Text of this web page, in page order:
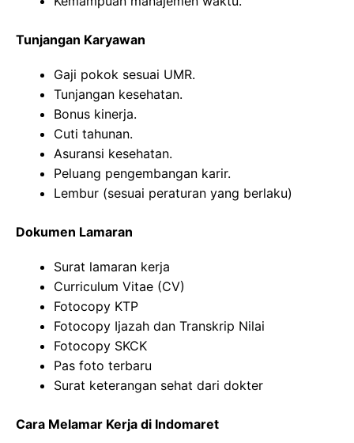
Tunjangan Karyawan
Gaji pokok sesuai UMR.
Tunjangan kesehatan.
Bonus kinerja.
Cuti tahunan.
Asuransi kesehatan.
Peluang pengembangan karir.
Lembur (sesuai peraturan yang berlaku)
Dokumen Lamaran
Surat lamaran kerja
Curriculum Vitae (CV)
Fotocopy KTP
Fotocopy Ijazah dan Transkrip Nilai
Fotocopy SKCK
Pas foto terbaru
Surat keterangan sehat dari dokter
Cara Melamar Kerja di Indomaret